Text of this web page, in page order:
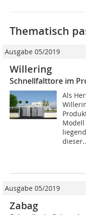
Thematisch
Ausgabe 05/2019
Willering
Schnellfalttore im
Als
Ausgabe 05/2019
Zabag